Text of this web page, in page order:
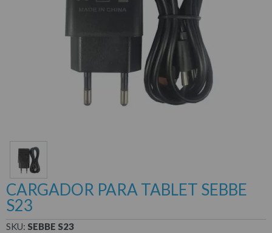
CARGADOR PARA TABLET SEBBE
S23
SKU: SEBBE S23